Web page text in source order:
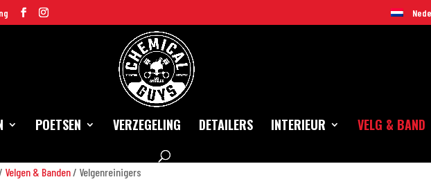
POETSEN VERZEGELING DETAILERS INTERIEUR VELG & BAND
Velgen & Banden/ Velgenreinigers